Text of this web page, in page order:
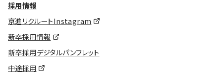
採用情報
京進リクルートInstagram
新卒採用情報
新卒採用デジタルパンフレット
中途採用